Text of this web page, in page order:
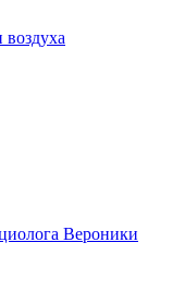
Вероники